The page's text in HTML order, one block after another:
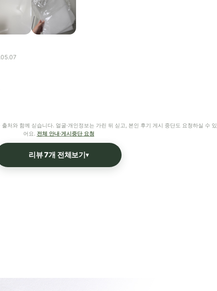
처와 함께 싣습니다. 얼굴·개인정보는 가린 뒤 싣고, 본인 후기 게시 중단도 요청하실 수 있
어요. 전체 안내·게시중단 요청
리뷰 7개 전체보기▾